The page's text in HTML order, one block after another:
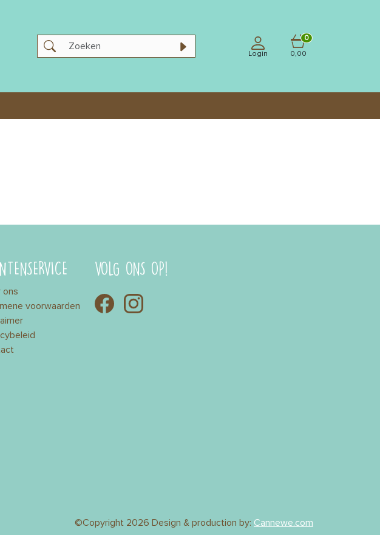
Login
0
0,00
ons
voorwaarden
VOLG ONS OP!
©Copyright 2026 Design & production by: Cannewe.com